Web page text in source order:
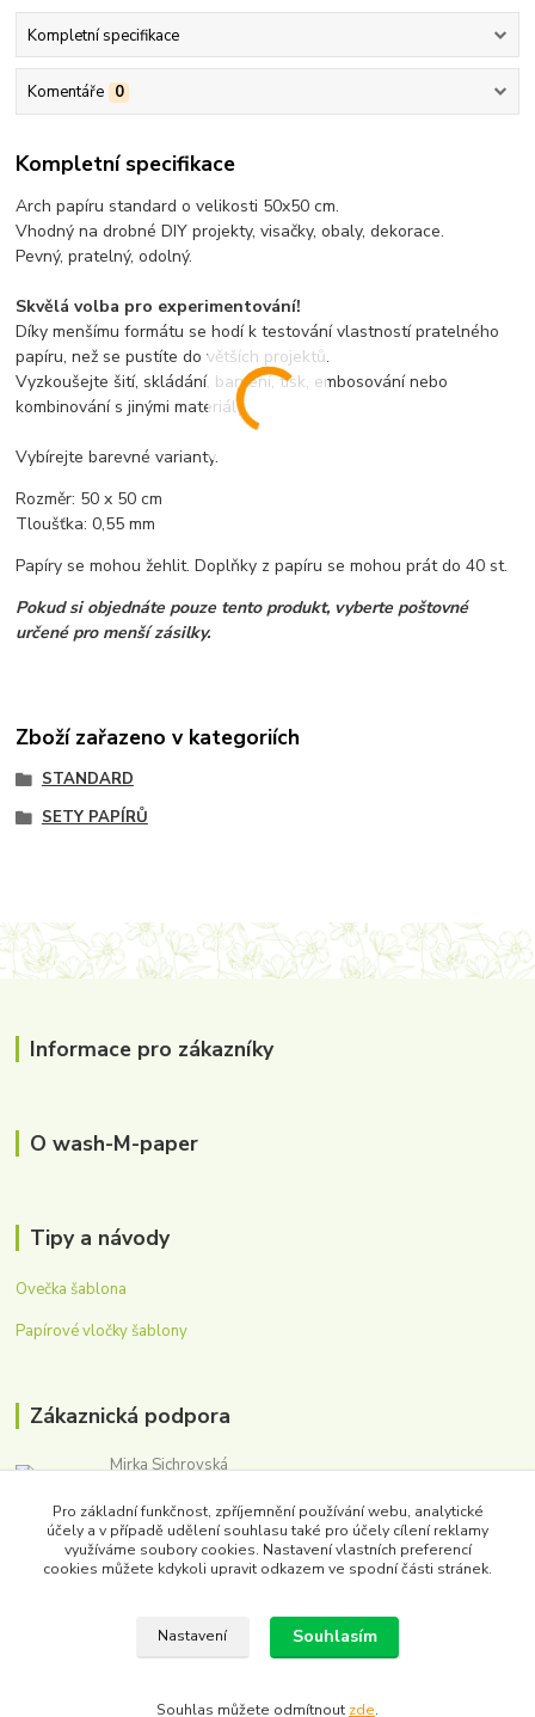
Kompletní specifikace
Komentáře 0
Kompletní specifikace
Arch papíru standard o velikosti 50x50 cm.
Vhodný na drobné DIY projekty, visačky, obaly, dekorace.
Pevný, pratelný, odolný.
Skvělá volba pro experimentování!
Díky menšímu formátu se hodí k testování vlastností pratelného
papíru, než se pustíte do větších projektů.
Vyzkoušejte šití, skládání, barvení, tisk, embosování nebo
kombinování s jinými materiály.
Vybírejte barevné varianty.
Rozměr: 50 x 50 cm
Tloušťka: 0,55 mm
Papíry se mohou žehlit. Doplňky z papíru se mohou prát do 40 st.
Pokud si objednáte pouze tento produkt, vyberte poštovné
určené pro menší zásilky.
Zboží zařazeno v kategoriích
STANDARD
SETY PAPÍRŮ
Informace pro zákazníky
O wash-M-paper
Tipy a návody
Ovečka šablona
Papírové vločky šablony
Zákaznická podpora
Mirka Sichrovská
(Po-Pá, 8-16 hod.)
obchod@washmpaper.cz
Pro základní funkčnost, zpříjemnění používání webu, analytické
účely a v případě udělení souhlasu také pro účely cílení reklamy
využíváme soubory cookies. Nastavení vlastních preferencí
cookies můžete kdykoli upravit odkazem ve spodní části stránek.
Nastavení Souhlasím
Souhlas můžete odmítnout zde.